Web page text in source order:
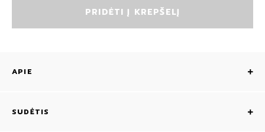
PRIDĖTI Į KREPŠELĮ
APIE
SUDĖTIS